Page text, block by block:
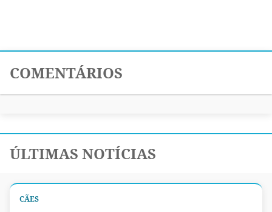
COMENTÁRIOS
ÚLTIMAS NOTÍCIAS
CÃES